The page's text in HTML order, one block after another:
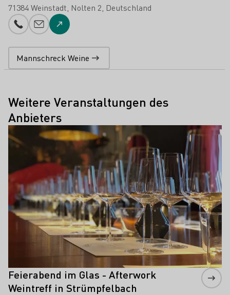
71384 Weinstadt Nolten 2 Deutschland
Telefonnummer
E-Mail-Adresse
Zur Website
Mannschreck Weine
Weitere Veranstaltungen des
Anbieters
Feierabend im Glas - Afterwork
Weintreff in Strümpfelbach
Mehr erfahren